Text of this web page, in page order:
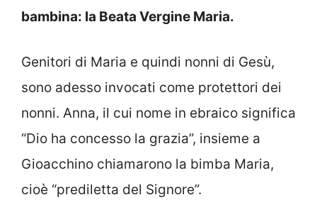
bambina: la Beata Vergine Maria.
Genitori di Maria e quindi nonni di Gesù,
sono adesso invocati come protettori dei
nonni. Anna, il cui nome in ebraico significa
“Dio ha concesso la grazia”, insieme a
Gioacchino chiamarono la bimba Maria,
cioè “prediletta del Signore”.